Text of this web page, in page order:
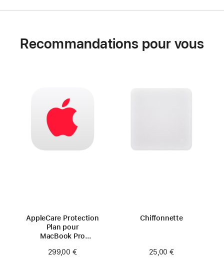
Recommandations pour vous
AppleCare Protection
Plan pour
MacBook Pro
299,00 €
Chiffonnette
25,00 €